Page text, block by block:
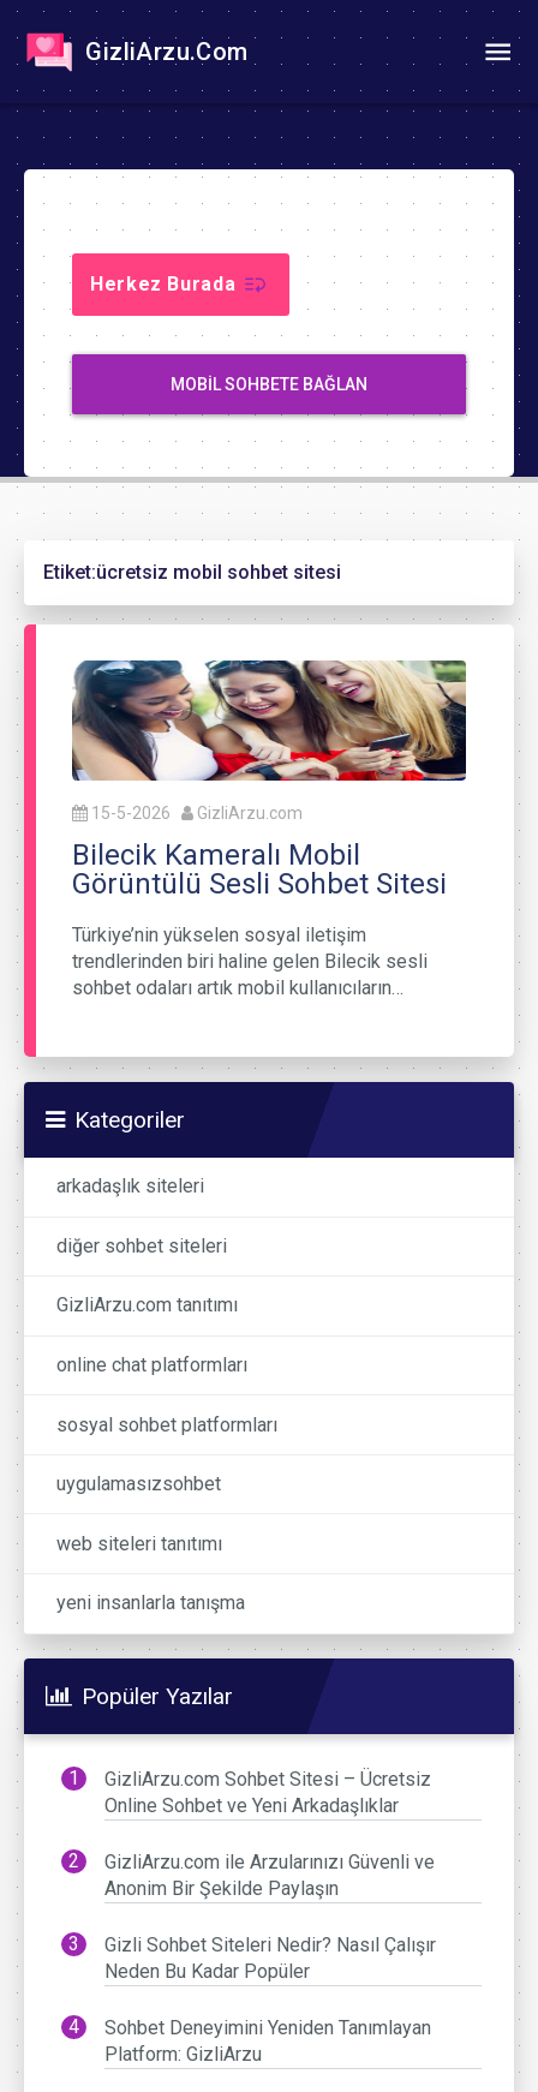
GizliArzu.Com
Herkez Burada
MOBIL SOHBETE BAĞLAN
Etiket:ücretsiz mobil sohbet sitesi
15-5-2026 GizliArzu.com
Bilecik Kameralı Mobil
Görüntülü Sesli Sohbet Sitesi
Türkiye’nin yükselen sosyal iletişim
trendlerinden biri haline gelen Bilecik sesli
sohbet odaları artık mobil kullanıcıların…
Kategoriler
arkadaşlık siteleri
diğer sohbet siteleri
GizliArzu.com tanıtımı
online chat platformları
sosyal sohbet platformları
uygulamasızsohbet
web siteleri tanıtımı
yeni insanlarla tanışma
Popüler Yazılar
GizliArzu.com Sohbet Sitesi – Ücretsiz
Online Sohbet ve Yeni Arkadaşlıklar
GizliArzu.com ile Arzularınızı Güvenli ve
Anonim Bir Şekilde Paylaşın
Gizli Sohbet Siteleri Nedir? Nasıl Çalışır
Neden Bu Kadar Popüler
Sohbet Deneyimini Yeniden Tanımlayan
Platform: GizliArzu